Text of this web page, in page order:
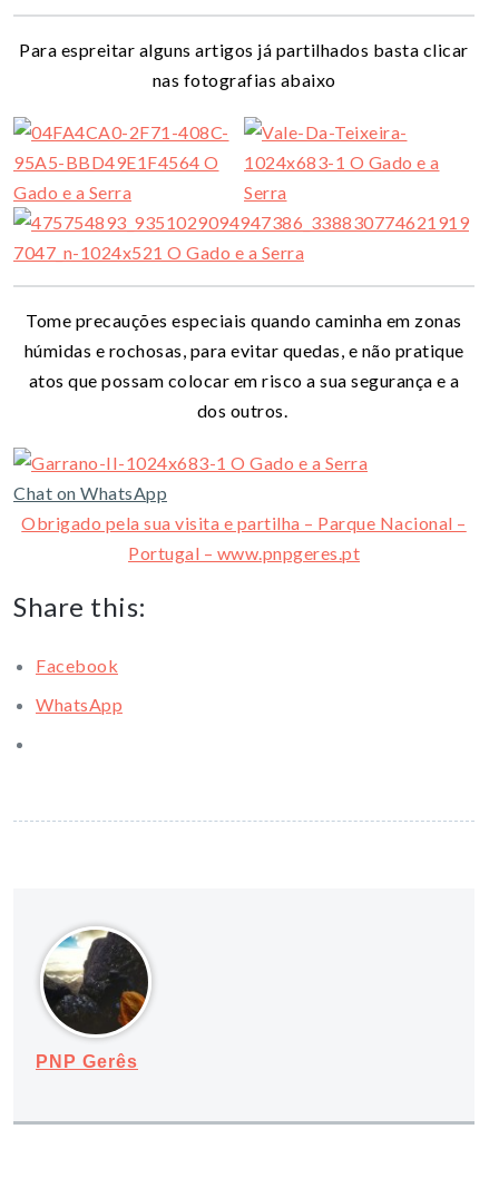
Para espreitar alguns artigos já partilhados basta clicar
nas fotografias abaixo
Tome precauções especiais quando caminha em zonas
húmidas e rochosas, para evitar quedas, e não pratique
atos que possam colocar em risco a sua segurança e a
dos outros.
Chat on WhatsApp
Obrigado pela sua visita e partilha – Parque Nacional –
Portugal – www.pnpgeres.pt
Share this:
Facebook
WhatsApp
PNP Gerês